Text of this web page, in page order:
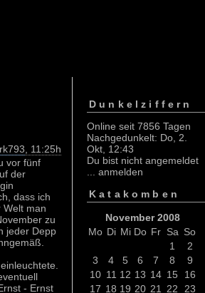
, 11:25h
vor fünf
der
dass ich
Welt man
zu
jeder Depp
- Ernst
Dunkelziffern
Online seit 7856 Tagen
Nachgedunkelt: Do, 2.
Okt, 12:43
Du bist nicht angemeldet
... anmelden
Katakomben
November 2008
Mo Di Mi Do Fr Sa So
1
2
3
4 5 6 7 8
9
10 11 12 13 14 15
16
17 18 19 20 21 22
23